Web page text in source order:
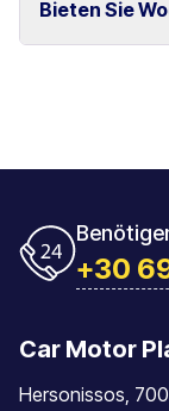
und Rethymno.
Das Fahrzeug
Bieten Sie
+30
Car Motor
Hersonissos,